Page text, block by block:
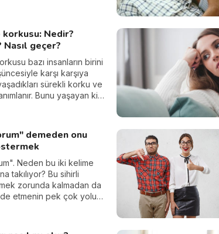
yönelmeli ve sosyal
görmek yerine,
yapmak için bir fırsat
Nedir?
geçer?
bazı insanların birini
karşı karşıya
sürekli korku ve
Bunu yaşayan kişi
olmayabilir ancak
yaygın ve zarar veren
ilişkilerini etkileyen
kalıplarını
ve bu durum
hem de insan ilişkileri
sonuçlara gebedir.
demeden onu
Neden bu iki kelime
takılıyor? Bu sihirli
zorunda kalmadan da
etmenin pek çok yolu
davranışlara, bakışlara
edin, ilan-ı aşklar
Onları bulabilir misiniz?